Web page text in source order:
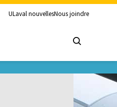
ULaval nouvellesNous joindre